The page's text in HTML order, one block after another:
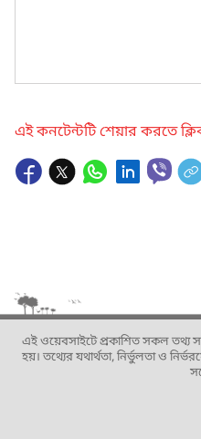
এই কনটেন্টটি শেয়ার করতে
এই ওয়েবসাইটে প্রকাশিত সকল তথ্য
হয়। তথ্যের যথার্থতা, নির্ভুলতা ও